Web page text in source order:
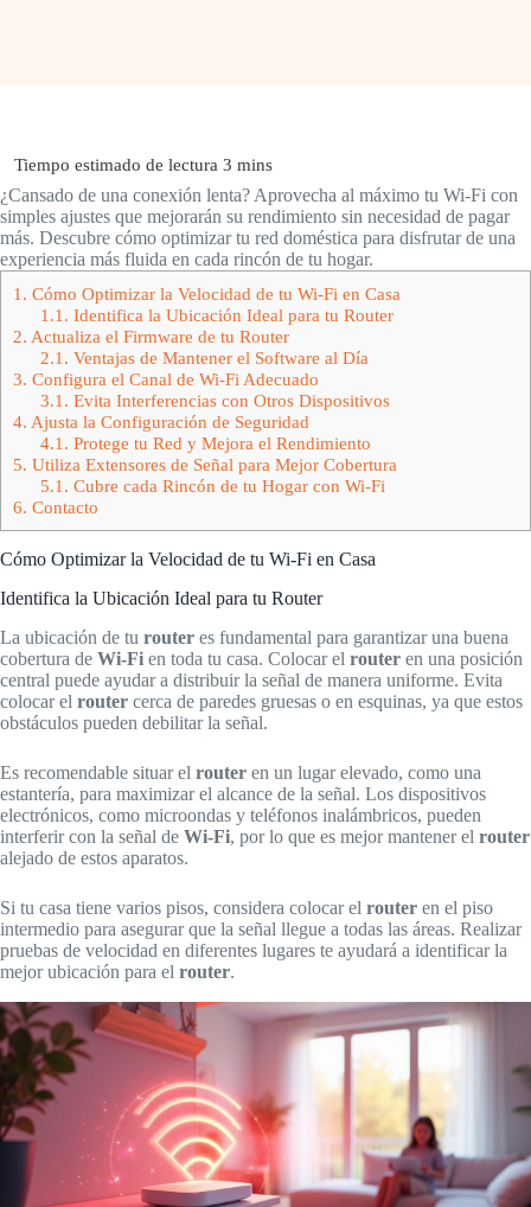
¿Cansado de una conexión lenta? Aprovecha al máximo tu Wi-Fi con
simples ajustes que mejorarán su rendimiento sin necesidad de pagar
más. Descubre cómo optimizar tu red doméstica para disfrutar de una
experiencia más fluida en cada rincón de tu hogar.
1. Cómo Optimizar la Velocidad de tu Wi-Fi en Casa
1.1. Identifica la Ubicación Ideal para tu Router
2. Actualiza el Firmware de tu Router
2.1. Ventajas de Mantener el Software al Día
3. Configura el Canal de Wi-Fi Adecuado
3.1. Evita Interferencias con Otros Dispositivos
4. Ajusta la Configuración de Seguridad
4.1. Protege tu Red y Mejora el Rendimiento
5. Utiliza Extensores de Señal para Mejor Cobertura
5.1. Cubre cada Rincón de tu Hogar con Wi-Fi
6. Contacto
Cómo Optimizar la Velocidad de tu Wi-Fi en Casa
Identifica la Ubicación Ideal para tu Router
La ubicación de tu router es fundamental para garantizar una buena
cobertura de Wi-Fi en toda tu casa. Colocar el router en una posición
central puede ayudar a distribuir la señal de manera uniforme. Evita
colocar el router cerca de paredes gruesas o en esquinas, ya que estos
obstáculos pueden debilitar la señal.
Es recomendable situar el router en un lugar elevado, como una
estantería, para maximizar el alcance de la señal. Los dispositivos
electrónicos, como microondas y teléfonos inalámbricos, pueden
interferir con la señal de Wi-Fi, por lo que es mejor mantener el router
alejado de estos aparatos.
Si tu casa tiene varios pisos, considera colocar el router en el piso
intermedio para asegurar que la señal llegue a todas las áreas. Realizar
pruebas de velocidad en diferentes lugares te ayudará a identificar la
mejor ubicación para el router.